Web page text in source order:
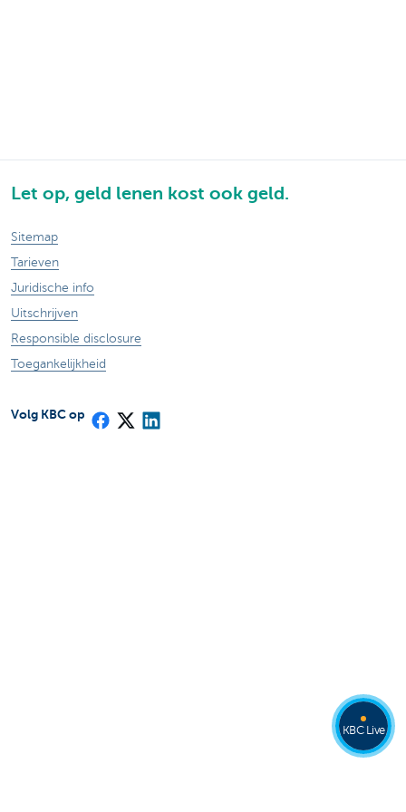
Let op, geld lenen kost ook geld.
Sitemap
Tarieven
Juridische info
Uitschrijven
Responsible disclosure
Toegankelijkheid
Volg KBC op
KBC Live